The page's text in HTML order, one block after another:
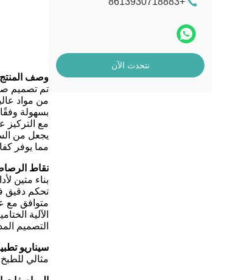
نتحدث الآن
وصف
تم تصميم
من مواد
بسهولة
مع التركيز
يجعل من
مما يوفر
نقاط
بناء متين
تحكم دقيق
متوافق مع
الآلية
التصميم
سيناريو
مثالي